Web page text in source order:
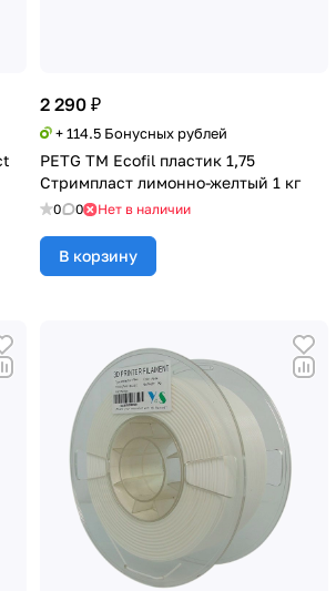
2 290 ₽
+ 114.5 Бонусных рублей
PETG TM Ecofil пластик 1,75
Стримпласт лимонно-желтый 1 кг
0 0 Нет в наличии
В корзину